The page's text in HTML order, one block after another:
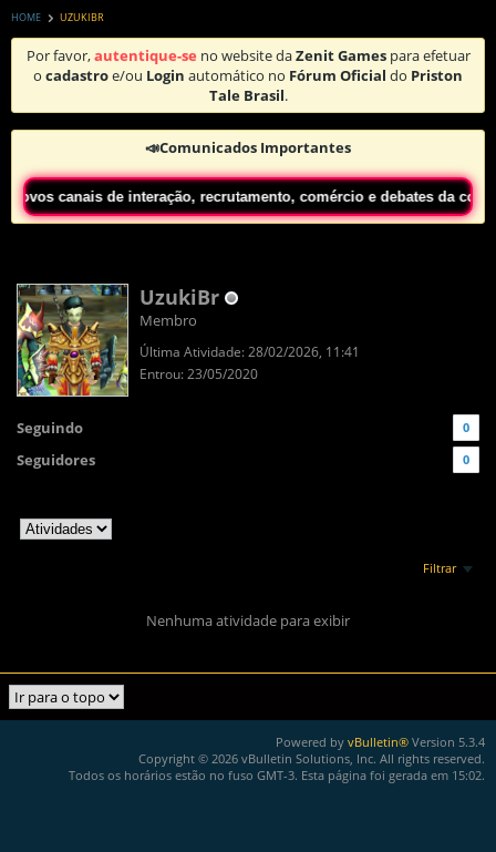
HOME UZUKIBR
Por favor,autentique-seno website daZenit Gamespara efetuar
o cadastroe/ou Login automático no Fórum Oficial do Priston
Tale Brasil.
📣Comunicados Importantes
de interação, recrutamento, comércio e debates da
UzukiBr
Membro
Última Atividade: 28/02/2026, 11:41
Entrou: 23/05/2020
Seguindo 0
Seguidores 0
Filtrar
Nenhuma atividade para exibir
Powered by vBulletin® Version 5.3.4
Copyright © 2026 vBulletin Solutions, Inc. All rights reserved.
Todos os horários estão no fuso GMT-3. Esta página foi gerada em 15:02.